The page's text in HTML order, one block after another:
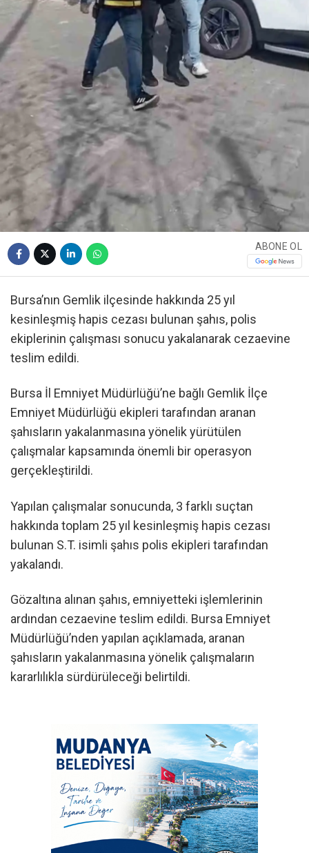
ABONE OL
Bursa’nın Gemlik ilçesinde hakkında 25 yıl
kesinleşmiş hapis cezası bulunan şahıs, polis
ekiplerinin çalışması sonucu yakalanarak cezaevine
teslim edildi.
Bursa İl Emniyet Müdürlüğü’ne bağlı Gemlik İlçe
Emniyet Müdürlüğü ekipleri tarafından aranan
şahısların yakalanmasına yönelik yürütülen
çalışmalar kapsamında önemli bir operasyon
gerçekleştirildi.
Yapılan çalışmalar sonucunda, 3 farklı suçtan
hakkında toplam 25 yıl kesinleşmiş hapis cezası
bulunan S.T. isimli şahıs polis ekipleri tarafından
yakalandı.
Gözaltına alınan şahıs, emniyetteki işlemlerinin
ardından cezaevine teslim edildi. Bursa Emniyet
Müdürlüğü’nden yapılan açıklamada, aranan
şahısların yakalanmasına yönelik çalışmaların
kararlılıkla sürdürüleceği belirtildi.